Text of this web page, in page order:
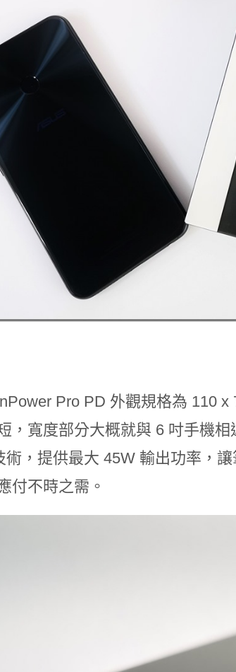
Pro PD 外觀規格為 110
，寬度部分大概就與 6 吋手機
術，提供最大 45W 輸出功率，
付不時之需。